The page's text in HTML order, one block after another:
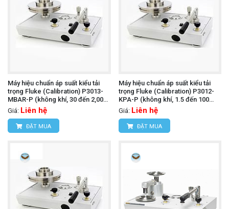
Máy hiệu chuẩn áp suất kiểu tải
trọng Fluke (Calibration) P3013-
MBAR-P (không khí, 30 đến 2,000
mbar , PCU đơn)
Giá: Liên hệ
ĐẶT MUA
Máy hiệu chuẩn áp suất kiểu tải
trọng Fluke (Calibration) P3012-
KPA-P (không khí, 1.5 đến 100
kPa, PCU đơn)
Giá: Liên hệ
ĐẶT MUA